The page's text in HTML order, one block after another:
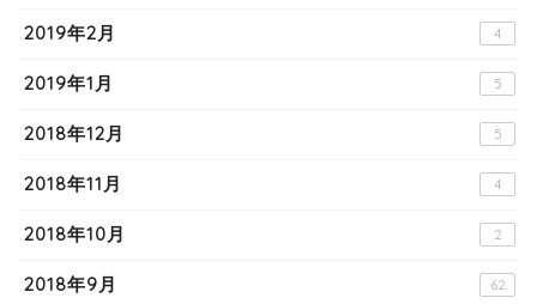
2019年2月 4
2019年1月 5
2018年12月 5
2018年11月 4
2018年10月 2
2018年9月 62